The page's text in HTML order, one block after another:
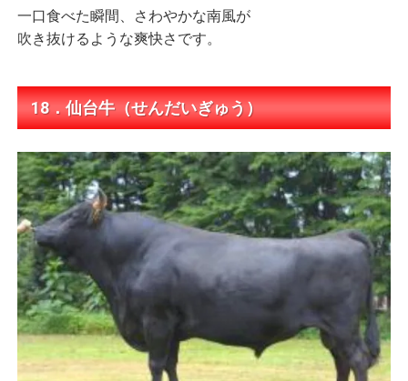
一口食べた瞬間、さわやかな南風が
吹き抜けるような爽快さです。
18．仙台牛（せんだいぎゅう）